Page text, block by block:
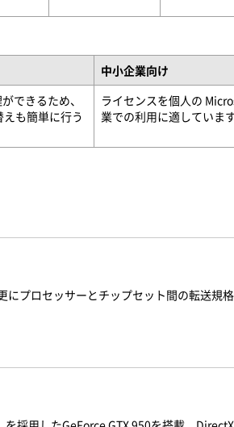
中小企業向け
できるため、
も簡単に行う
ライセンスを個人の
業での利用に適しています
プロセッサーとチップセット間の転送規